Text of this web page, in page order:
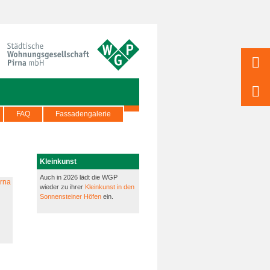
FAQ Fassadengalerie
Kleinkunst
Auch in 2026 lädt die WGP
wieder zu ihrer Kleinkunst in den
Sonnensteiner Höfen ein.